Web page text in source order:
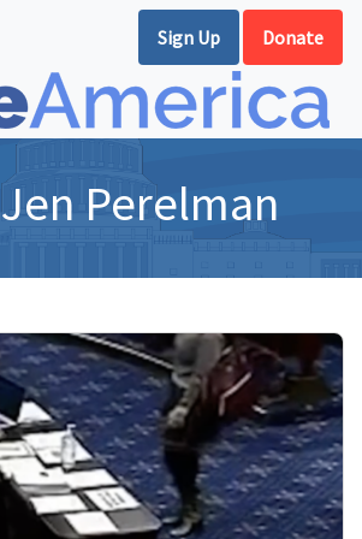
Sign Up Donate
Jen Perelman